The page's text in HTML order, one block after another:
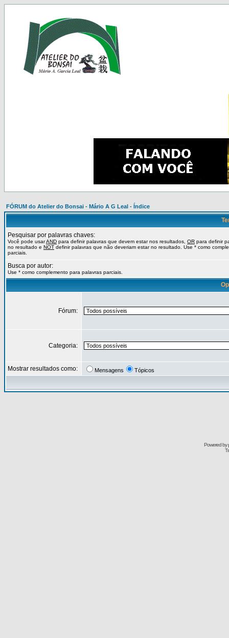
FÓRUM do Atelier do Bonsai - Mário A G Leal - Índice
Pesquisar por palavras chaves:
Você pode usarAND para definir palavras que devem estar nos resultados, OR para definir
no resultado e NOT definir palavras que não deveriam estar no resultado. Use * como
parciais.
Busca por autor:
Use * como complemento para palavras parciais.
Fórum:
Categoria:
Mostrar resultados como: Mensagens Tópicos
Powered by